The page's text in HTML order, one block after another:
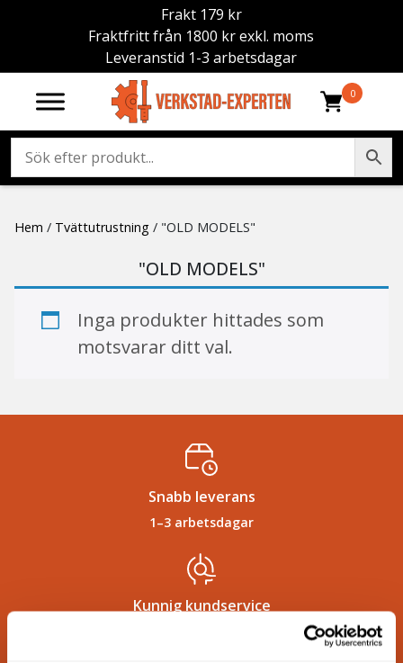
Frakt 179 kr
Fraktfritt från 1800 kr exkl. moms
Leveranstid 1-3 arbetsdagar
0
Hem / Tvättutrustning / "OLD MODELS"
"OLD MODELS"
Inga produkter hittades som
motsvarar ditt val.
Snabb leverans
1–3 arbetsdagar
Kunnig kundservice